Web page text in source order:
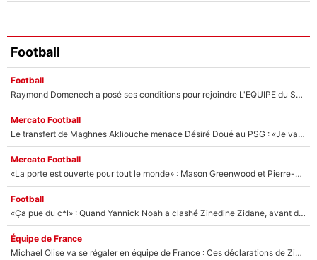
Football
Football
Raymond Domenech a posé ses conditions pour rejoindre L'EQUIPE du Soir : Il refuse de faire l'émission avec un autre chroniqueur !
Mercato Football
Le transfert de Maghnes Akliouche menace Désiré Doué au PSG : «Je valide à 200%»
Mercato Football
«La porte est ouverte pour tout le monde» : Mason Greenwood et Pierre-Emerick Aubameyang ont quitté l'OM, Amine Gouiri balance sur la suite du mercato et sur la réaction du vestiaire !
Football
«Ça pue du c*l» : Quand Yannick Noah a clashé Zinedine Zidane, avant de se faire recadrer par le nouveau sélectionneur de l'équipe de France !
Équipe de France
Michael Olise va se régaler en équipe de France : Ces déclarations de Zinedine Zidane qui prouvent qu'il va tout miser sur la star du Bayern Munich !